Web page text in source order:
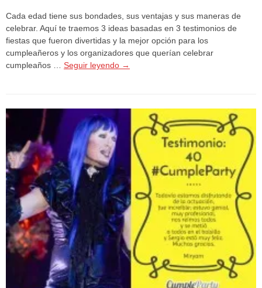
Cada edad tiene sus bondades, sus ventajas y sus maneras de
celebrar. Aquí te traemos 3 ideas basadas en 3 testimonios de
fiestas que fueron divertidas y la mejor opción para los
cumpleañeros y los organizadores que querían celebrar
cumpleaños … Seguir leyendo →